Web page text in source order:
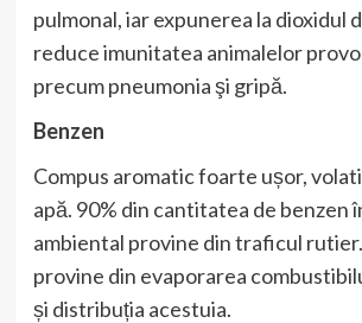
pulmonal, iar expunerea la dioxidul
reduce imunitatea animalelor
precum pneumonia şi gripă.
Benzen
Compus aromatic foarte ușor,
apă. 90% din cantitatea de benzen
ambiental provine din traficul
provine din evaporarea
și distribuția acestuia.